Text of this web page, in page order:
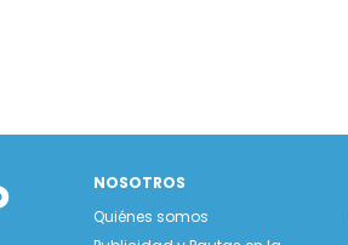
NOSOTROS
Quiénes somos